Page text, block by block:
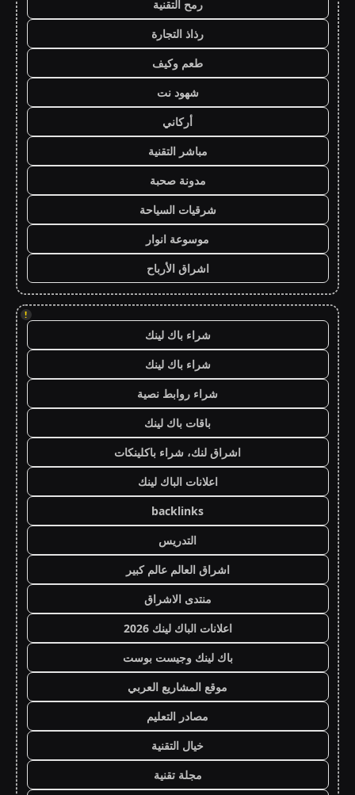
رمح التقنية
رذاذ التجارة
طعم وكيف
شهود نت
أركاني
مباشر التقنية
مدونة صحبة
شرقيات السياحة
موسوعة انوار
اشراق الأرباح
!
شراء باك لينك
شراء باك لينك
شراء روابط نصية
باقات باك لينك
اشراق لنك، شراء باكلينكات
اعلانات الباك لينك
backlinks
التدريس
اشراق العالم عالم كبير
منتدى الاشراق
اعلانات الباك لينك 2026
باك لينك وجيست بوست
موقع المشاريع العربي
مصادر التعليم
خيال التقنية
مجلة تقنية